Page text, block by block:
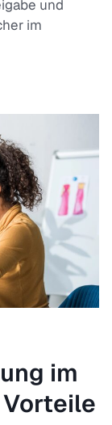
und
im
im